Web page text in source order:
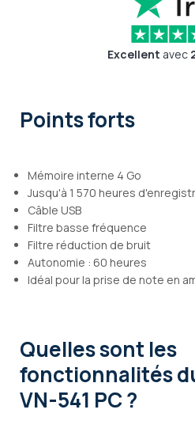
Excellent avec
Points forts
Mémoire interne 4 Go
Jusqu'à 1 570 heures
Câble USB
Filtre basse fréquence
Filtre réduction de bruit
Autonomie : 60 heures
Idéal pour la prise de note en
Quelles sont les
fonctionnalités
VN-541 PC ?